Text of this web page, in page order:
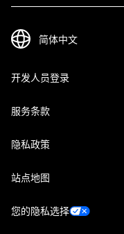
开发人员登录
服务条款
隐私政策
站点地图
您的隐私选择